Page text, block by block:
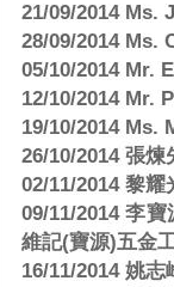
21/09/2014 Ms.
28/09/2014 Ms.
05/10/2014 Mr.
12/10/2014 Mr.
19/10/2014 Ms.
26/10/2014 張
02/11/2014 黎
09/11/2014 李
維記(寶源)五金
16/11/2014 姚